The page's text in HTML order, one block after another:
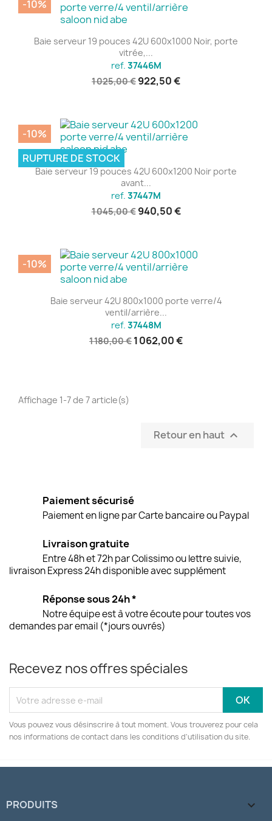
Baie serveur 19 pouces 42U 600x1000 Noir, porte
vitrée,...
ref. 37446M
1 025,00 € 922,50 €
-10%
Baie serveur 19 pouces 42U 600x1200 Noir porte
avant...
ref. 37447M
1 045,00 € 940,50 €
-10%
RUPTURE DE STOCK
Baie serveur 42U 800x1000 porte verre/4
ventil/arrière...
ref. 37448M
1 180,00 € 1 062,00 €
-10%
Affichage 1-7 de 7 article(s)
Retour en haut 
Paiement sécurisé
Paiement en ligne par Carte bancaire ou Paypal
Livraison gratuite
Entre 48h et 72h par Colissimo ou lettre suivie,
livraison Express 24h disponible avec supplément
Réponse sous 24h *
Notre équipe est à votre écoute pour toutes vos
demandes par email (*jours ouvrés)
Recevez nos offres spéciales
Vous pouvez vous désinscrire à tout moment. Vous trouverez pour cela
nos informations de contact dans les conditions d'utilisation du site.
PRODUITS 